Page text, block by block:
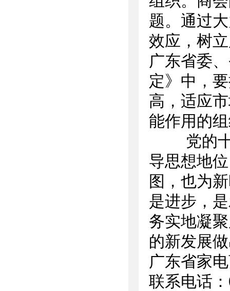
题。通过
效应，树
广东省委
定》中，
高，适应
能作用的
党的十
导思想地
图，也为
是进步，
务实地凝
的新发展
广东省家
联系电话